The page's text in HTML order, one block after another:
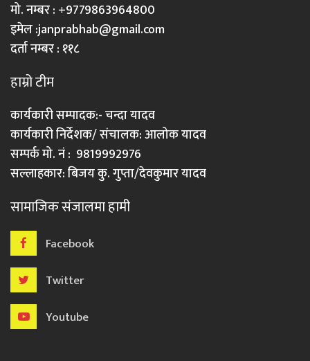
मो. नम्बर : +9779863964800
इमेल :janprabhab@gmail.com
दर्ता नम्बर : ११८
हाम्रो टीम
कार्यकारी सम्पादक:- चन्दा यादव
कार्यकारी निर्देशक/ संचालक: आलोक यादव
सम्पर्क मो. नं : 9819992976
सल्लाहकार: बिजय कु. गुप्ता/देवकुमार यादव
सामाजिक संजालमा हामी
Facebook
Twitter
Youtube